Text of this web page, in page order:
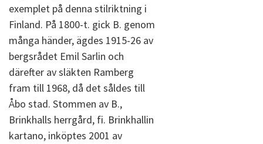
exemplet på denna stilriktning i
Finland. På 1800-t. gick B. genom
många händer, ägdes 1915-26 av
bergsrådet Emil Sarlin och
därefter av släkten Ramberg
fram till 1968, då det såldes till
Åbo stad. Stommen av B.,
Brinkhalls herrgård, fi. Brinkhallin
kartano, inköptes 2001 av